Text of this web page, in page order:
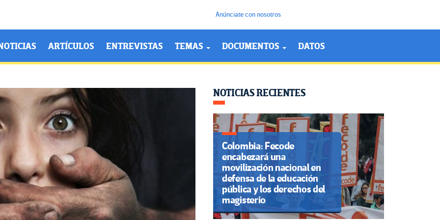
Anúnciate con nosotros
ARTÍCULOS ENTREVISTAS TEMAS DOCUMENTOS DATOS
NOTICIAS RECIENTES
Colombia: Fecode
encabezará una
movilización nacional en
defensa de la educación
pública y los derechos del
magisterio